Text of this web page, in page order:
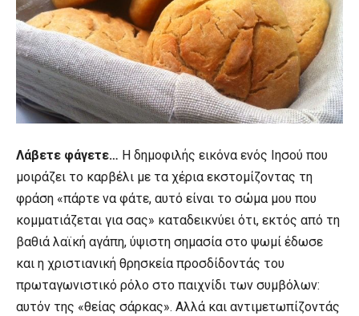
Λάβετε φάγετε… Η δημοφιλής εικόνα ενός Ιησού που
μοιράζει το καρβέλι με τα χέρια εκστομίζοντας τη
φράση «πάρτε να φάτε, αυτό είναι το σώμα μου που
κομματιάζεται για σας» καταδεικνύει ότι, εκτός από τη
βαθιά λαϊκή αγάπη, ύψιστη σημασία στο ψωμί έδωσε
και η χριστιανική θρησκεία προσδίδοντάς του
πρωταγωνιστικό ρόλο στο παιχνίδι των συμβόλων:
αυτόν της «θείας σάρκας». Αλλά και αντιμετωπίζοντάς